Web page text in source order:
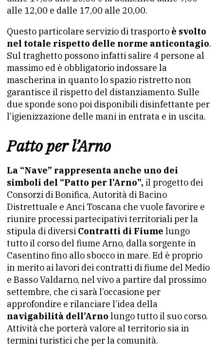
alle 12,00 e dalle 17,00 alle 20,00.
Questo particolare servizio di trasporto è svolto
nel totale rispetto delle norme anticontagio.
Sul traghetto possono infatti salire 4 persone al
massimo ed è obbligatorio indossare la
mascherina in quanto lo spazio ristretto non
garantisce il rispetto del distanziamento. Sulle
due sponde sono poi disponibili disinfettante per
l’igienizzazione delle mani in entrata e in uscita.
Patto per l’Arno
La “Nave” rappresenta anche uno dei
simboli del “Patto per l’Arno”, il progetto dei
Consorzi di Bonifica, Autorità di Bacino
Distrettuale e Anci Toscana che vuole favorire e
riunire processi partecipativi territoriali per la
stipula di diversi Contratti di Fiume lungo
tutto il corso del fiume Arno, dalla sorgente in
Casentino fino allo sbocco in mare. Ed è proprio
in merito ai lavori dei contratti di fiume del Medio
e Basso Valdarno, nel vivo a partire dal prossimo
settembre, che ci sarà l’occasione per
approfondire e rilanciare l’idea della
navigabilità dell’Arno lungo tutto il suo corso.
Attività che porterà valore al territorio sia in
termini turistici che per la comunità.